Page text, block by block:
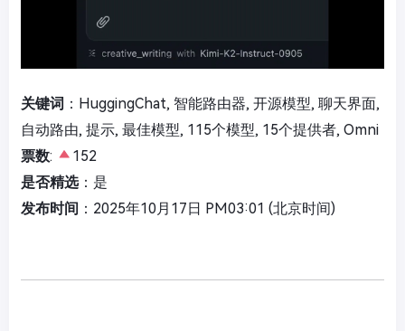
关键词 ：HuggingChat, 智能路由器, 开源模型, 聊天界面,
自动路由, 提示, 最佳模型, 115个模型, 15个提供者, Omni
票数:
152
是否精选：是
发布时间 ：2025年10月17日 PM03:01 (北京时间)